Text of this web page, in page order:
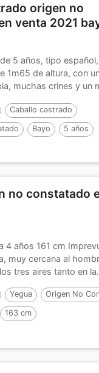
origen no
venta 2021
5 años, tipo
1m65 de altura, con
muchas crines y un
Caballo castrado
Bayo 5 años
no constatado
4 años 161 cm
muy cercana al
tres aires tanto en
Yegua Origen No
163 cm